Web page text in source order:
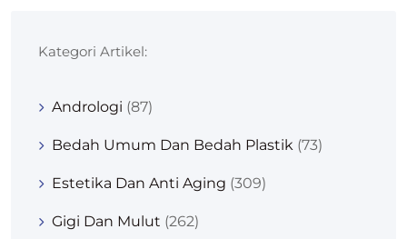
Kategori Artikel:
Andrologi (87)
Bedah Umum Dan Bedah Plastik (73)
Estetika Dan Anti Aging (309)
Gigi Dan Mulut (262)